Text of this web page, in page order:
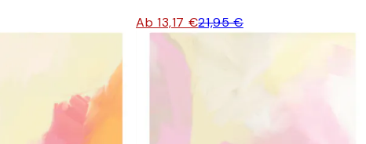
Ab 13,17 €21,95 €